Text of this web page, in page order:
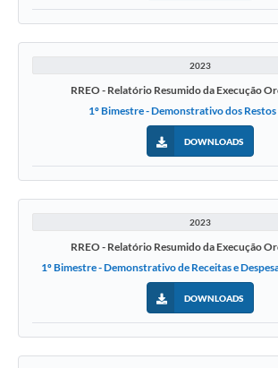
2023
RREO - Relatório Resumido da Execução
1º Bimestre - Demonstrativo dos Restos
DOWNLOADS
2023
RREO - Relatório Resumido da Execução
1º Bimestre - Demonstrativo de Receitas e
DOWNLOADS